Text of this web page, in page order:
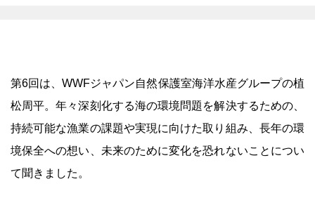
第6回は、WWFジャパン自然保護室海洋水産グループの植
松周平。年々深刻化する海の環境問題を解決するための、
持続可能な漁業の課題や実現に向けた取り組み、長年の環
境保全への想い、未来のために変化を恐れないことについ
て聞きました。